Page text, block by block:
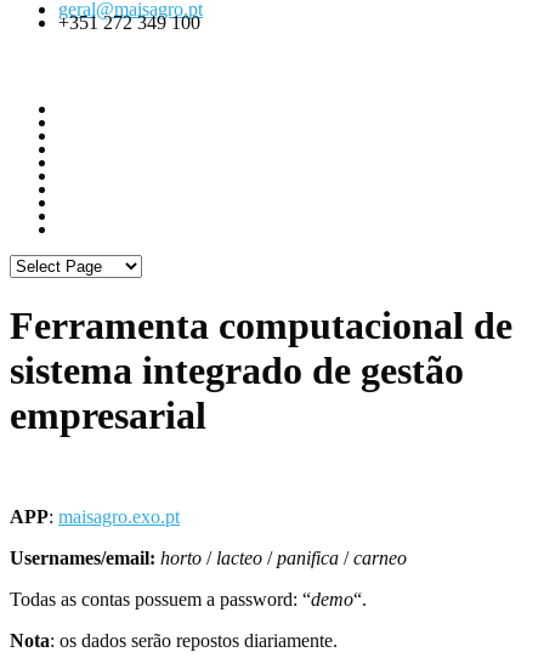
geral@maisagro.pt
+351 272 349 100
Ferramenta computacional de
sistema integrado de gestão
empresarial
APP: maisagro.exo.pt
Usernames/email: horto / lacteo /panifica /carneo
Todas as contas possuem a password: “demo“.
Nota: os dados serão repostos diariamente.